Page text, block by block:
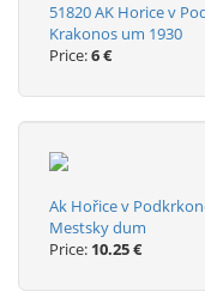
51820 AK Horice v
Krakonos um 1930
Price:6 €
Ak Hořice v
Mestsky dum
Price: 10.25 €